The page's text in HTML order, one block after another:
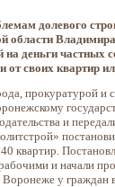
долевого
области
деньги частных
от своих квартир
прокуратурой и
и
квартир.
и начали
у граждан